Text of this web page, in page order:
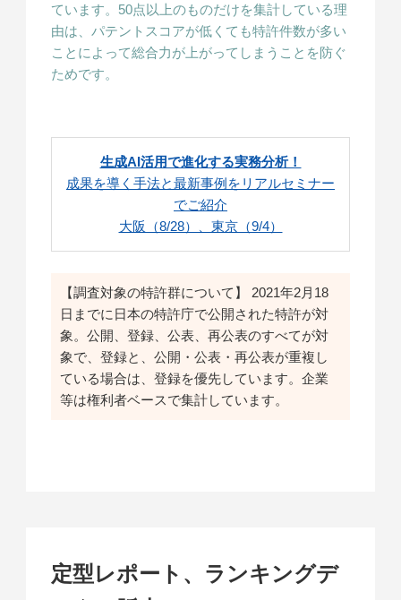
ています。50点以上のものだけを集計している理
由は、パテントスコアが低くても特許件数が多い
ことによって総合力が上がってしまうことを防ぐ
ためです。
生成AI活用で進化する実務分析！
成果を導く手法と最新事例をリアルセミナー
でご紹介
大阪（8/28）、東京（9/4）
【調査対象の特許群について】 2021年2月18
日までに日本の特許庁で公開された特許が対
象。公開、登録、公表、再公表のすべてが対
象で、登録と、公開・公表・再公表が重複し
ている場合は、登録を優先しています。企業
等は権利者ベースで集計しています。
定型レポート、ランキングデ